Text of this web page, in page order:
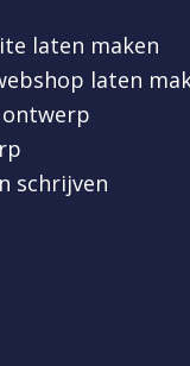
laten maken
laten
schrijven